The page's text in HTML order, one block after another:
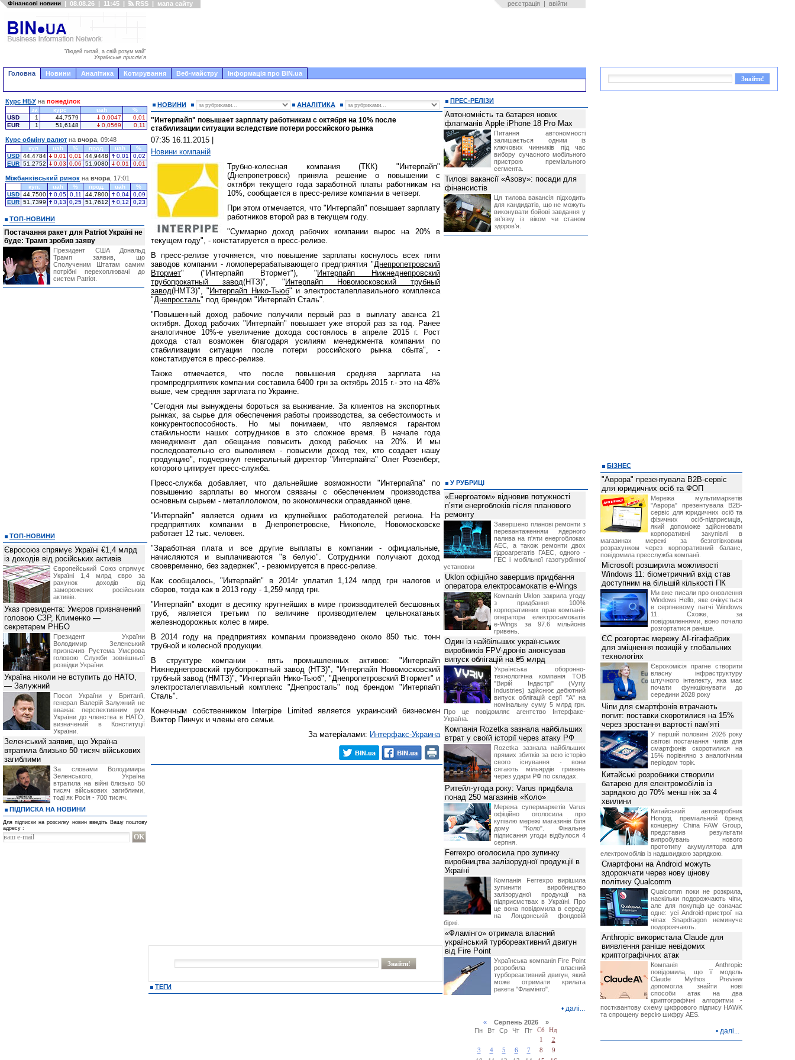
Фінансові новини | 08.08.26 | 11:45 | RSS | мапа сайту реєстрація | ввійти
"Людей питай, а свій розум май"
Українське прислів'я
Головна Новини Аналітика Котирування Веб-майстру Інформація про BIN.ua
НОВИНИ АНАЛІТИКА
"Интерпайп" повышает зарплату работникам с октября на 10% после
стабилизации ситуации вследствие потери российского рынка
07:35 16.11.2015
Новини компаній
Трубно-колесная компания (ТКК) "Интерпайп"
(Днепропетровск) приняла решение о повышении с
октября текущего года заработной платы работникам на
10%, сообщается в пресс-релизе компании в четверг.
При этом отмечается, что "Интерпайп" повышает зарплату
работников второй раз в текущем году.
"Суммарно доход рабочих компании вырос на 20% в
текущем году", - констатируется в пресс-релизе.
В пресс-релизе уточняется, что повышение зарплаты коснулось всех пяти
заводов компании - ломоперерабатывающего предприятия "Днепропетровский
Втормет" ("Интерпайп Втормет"), " Интерпайп Нижнеднепровский
трубопрокатный завод(НТЗ)", " Интерпайп Новомосковский трубный
завод(НМТЗ)", " Интерпайп Нико-Тьюб" и электросталеплавильного комплекса
"Днепросталь" под брендом "Интерпайп Сталь".
"Повышенный доход рабочие получили первый раз в выплату аванса 21
октября. Доход рабочих "Интерпайп" повышает уже второй раз за год. Ранее
аналогичное 10%-е увеличение дохода состоялось в апреле 2015 г. Рост
дохода стал возможен благодаря усилиям менеджмента компании по
стабилизации ситуации после потери российского рынка сбыта", -
констатируется в пресс-релизе.
Также отмечается, что после повышения средняя зарплата на
промпредприятиях компании составила 6400 грн за октябрь 2015 г.- это на 48%
выше, чем средняя зарплата по Украине.
"Сегодня мы вынуждены бороться за выживание. За клиентов на экспортных
рынках, за сырье для обеспечения работы производства, за себестоимость и
конкурентоспособность. Но мы понимаем, что являемся гарантом
стабильности наших сотрудников в это сложное время. В начале года
менеджмент дал обещание повысить доход рабочих на 20%. И мы
последовательно его выполняем - повысили доход тех, кто создает нашу
продукцию", подчеркнул генеральный директор "Интерпайпа" Олег Розенберг,
которого цитирует пресс-служба.
Пресс-служба добавляет, что дальнейшие возможности "Интерпайпа" по
повышению зарплаты во многом связаны с обеспечением производства
основным сырьем - металлоломом, по экономически оправданной цене.
"Интерпайп" является одним из крупнейших работодателей региона. На
предприятиях компании в Днепропетровске, Никополе, Новомосковске
работает 12 тыс. человек.
"Заработная плата и все другие выплаты в компании - официальные,
начисляются и выплачиваются "в белую". Сотрудники получают доход
своевременно, без задержек", - резюмируется в пресс-релизе.
Как сообщалось, "Интерпайп" в 2014г уплатил 1,124 млрд грн налогов и
сборов, тогда как в 2013 году - 1,259 млрд грн.
"Интерпайп" входит в десятку крупнейших в мире производителей бесшовных
труб, является третьим по величине производителем цельнокатаных
железнодорожных колес в мире.
В 2014 году на предприятиях компании произведено около 850 тыс. тонн
трубной и колесной продукции.
В структуре компании - пять промышленных активов: "Интерпайп
Нижнеднепровский трубопрокатный завод (НТЗ)", "Интерпайп Новомосковский
трубный завод (НМТЗ)", "Интерпайп Нико-Тьюб", "Днепропетровский Втормет" и
электросталеплавильный комплекс "Днепросталь" под брендом "Интерпайп
Сталь".
Конечным собственником Interpipe Limited является украинский бизнесмен
Виктор Пинчук и члены его семьи.
За матеріалами: Интерфакс-Украина
ТЕГИ
Курс НБУ на понеділок
за курс uah
%
USD
1 44,7579 0,0047
0,01
EUR
1 51,6148 0,0569 0,11
Курс обміну валют на вчора , 09:48
куп. uah % прод. uah
%
USD 44,4784 0,01 0,01 44,9448 0,01
0,02
EUR 51,2752 0,03 0,06 51,9080 0,01 0,01
Міжбанківський ринок на вчора , 17:01
куп. uah % прод. uah
%
USD 44,7500 0,05 0,11 44,7800 0,04
0,09
EUR 51,7399 0,13 0,25 51,7612 0,12 0,23
ТОП-НОВИНИ
Постачання ракет для Patriot Україні не
буде: Трамп зробив заяву
Президент США Дональд
Трамп заявив, що
Сполученим Штатам самим
потрібні перехоплювачі до
систем Patriot.
ТОП-НОВИНИ
Євросоюз спрямує Україні €1,4 млрд
із доходів від російських активів
Європейський Союз спрямує
Україні 1,4 млрд євро за
рахунок доходів від
заморожених російських
активів.
Указ президента: Умєров призначений
головою СЗР, Клименко —
секретарем РНБО
Президент України
Володимир Зеленський
призначив Pустема Умєрова
головою Служби зовнішньої
розвідки України.
Україна ніколи не вступить до НАТО,
— Залужний
Посол України у Британії,
генерал Валерій Залужний не
вважає перспективним рух
України до членства в НАТО,
визначений в Конституції
України.
Зеленський заявив, що Україна
втратила близько 50 тисяч військових
загиблими
За словами Володимира
Зеленського, Україна
втратила на війні близько 50
тисяч військових загиблими,
тоді як Росія - 700 тисяч.
ПІДПИСКА НА НОВИНИ
Для підписки на розсилку новин введіть Вашу поштову
адресу :
ПРЕС-РЕЛІЗИ
Автономність та батарея нових
флагманів Apple iPhone 18 Pro Max
Питання автономності
залишається одним із
ключових чинників під час
вибору сучасного мобільного
пристрою преміального
сегмента.
Тилові вакансії «Азову»: посади для
фінансистів
Ця тилова вакансія підходить
для кандидатів, що не можуть
виконувати бойові завдання у
звʼязку із віком чи станом
здоровʼя.
У РУБРИЦІ
«Енергоатом» відновив потужності
п’яти енергоблоків після планового
ремонту
Завершено планові ремонти з
перевантаженням ядерного
палива на п'яти енергоблоках
АЕС, а також ремонти двох
гідроагрегатів ГАЕС, одного -
ГЕС і мобільної газотурбінної
установки
Uklon офіційно завершив придбання
оператора електросамокатів e-Wings
Компанія Uklon закрила угоду
з придбання 100%
корпоративних прав компанії-
оператора електросамокатів
e-Wings за 97.6 мільйонів
гривень.
Один із найбільших українських
виробників FPV-дронів анонсував
випуск облігацій на ₴5 млрд
Українська оборонно-
технологічна компанія ТОВ
"Вирій Індастрі" (Vyriy
Industries) здійснює дебютний
випуск облігацій серії "А" на
номінальну суму 5 млрд грн.
Про це повідомляє агентство Інтерфакс-
Україна.
Компанія Rozetka зазнала найбільших
втрат у своїй історії через атаку РФ
Rozetka зазнала найбільших
прямих збитків за всю історію
свого існування - вони
сягають мільярдів гривень
через удари РФ по складах.
Ритейл-угода року: Varus придбала
понад 250 магазинів «Коло»
Мережа супермаркетів Varus
офіційно оголосила про
купівлю мережі магазинів біля
дому "Коло". Фінальне
підписання угоди відбулося 4
серпня.
Ferrexpo оголосила про зупинку
виробництва залізорудної продукції в
Україні
Компанія Ferrexpo вирішила
зупинити виробництво
залізорудної продукції на
підприємствах в Україні. Про
це вона повідомила в середу
на Лондонській фондовій
біржі.
«Фламінго» отримала власний
український турбореактивний двигун
від Fire Point
Українська компанія Fire Point
розробила власний
турбореактивний двигун, який
може отримати крилата
ракета "Фламінго".
• далі...
«Серпень 2026 »
Пн
Вт Ср Чт Пт Сб
Нд
1
2
3
4 5 6 7 8
9
БІЗНЕС
"Аврора" презентувала B2B-сервіс
для юридичних осіб та ФОП
Мережа мультимаркетів
"Аврора" презентувала B2B-
сервіс для юридичних осіб та
фізичних осіб-підприємців,
який допоможе здійснювати
корпоративні закупівлі в
магазинах мережі за безготівковим
розрахунком через корпоративний баланс,
повідомила пресслужба компанії.
Microsoft розширила можливості
Windows 11: біометричний вхід став
доступним на більшій кількості ПК
Ми вже писали про оновлення
Windows Hello, яке очікується
в серпневому патчі Windows
11. Схоже, за
повідомленнями, воно почало
розгортатися раніше.
ЄС розгортає мережу AI-гігафабрик
для зміцнення позицій у глобальних
технологіях
Єврокомісія прагне створити
власну інфраструктуру
штучного інтелекту, яка має
почати функціонувати до
середини 2028 року
Чіпи для смартфонів втрачають
попит: поставки скоротилися на 15%
через зростання вартості пам’яті
У першій половині 2026 року
світові постачання чипів для
смартфонів скоротилися на
15% порівняно з аналогічним
періодом торік.
Китайські розробники створили
батарею для електромобілів із
зарядкою до 70% менш ніж за 4
хвилини
Китайський автовиробник
Hongqi, преміальний бренд
концерну China FAW Group,
представив результати
випробувань нового
прототипу акумулятора для
електромобілів із надшвидкою зарядкою.
Смартфони на Android можуть
здорожчати через нову цінову
політику Qualcomm
Qualcomm поки не розкрила,
наскільки подорожчають чіпи,
але для покупців це означає
одне: усі Android-пристрої на
чіпах Snapdragon неминуче
подорожчають.
Anthropic використала Claude для
виявлення раніше невідомих
криптографічних атак
Компанія Anthropic
повідомила, що її модель
Claude Mythos Preview
допомогла знайти нові
способи атак на два
криптографічні алгоритми -
постквантову схему цифрового підпису HAWK
та спрощену версію шифру AES.
• далі...